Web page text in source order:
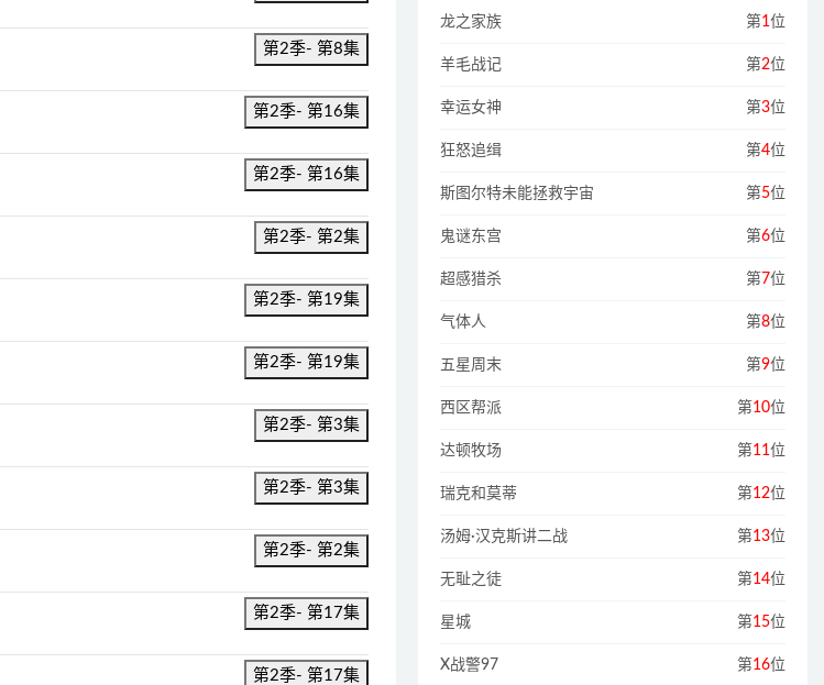
第2季- 第8集
第2季- 第16集
第2季- 第16集
第2季- 第2集
第2季- 第19集
第2季- 第19集
第2季- 第3集
第2季- 第3集
第2季- 第2集
第2季- 第17集
第2季- 第17集
龙之家族 第1位
羊毛战记 第2位
幸运女神 第3位
狂怒追缉 第4位
斯图尔特未能拯救宇宙 第5位
鬼谜东宫 第6位
超感猎杀 第7位
气体人 第8位
五星周末 第9位
西区帮派 第10位
达顿牧场 第11位
瑞克和莫蒂 第12位
汤姆·汉克斯讲二战 第13位
无耻之徒 第14位
星城 第15位
X战警97 第16位